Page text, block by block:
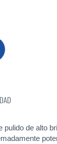
pulido de alto